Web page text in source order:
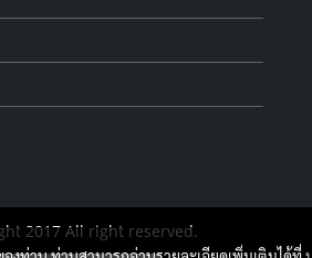
2017 All right reserved.